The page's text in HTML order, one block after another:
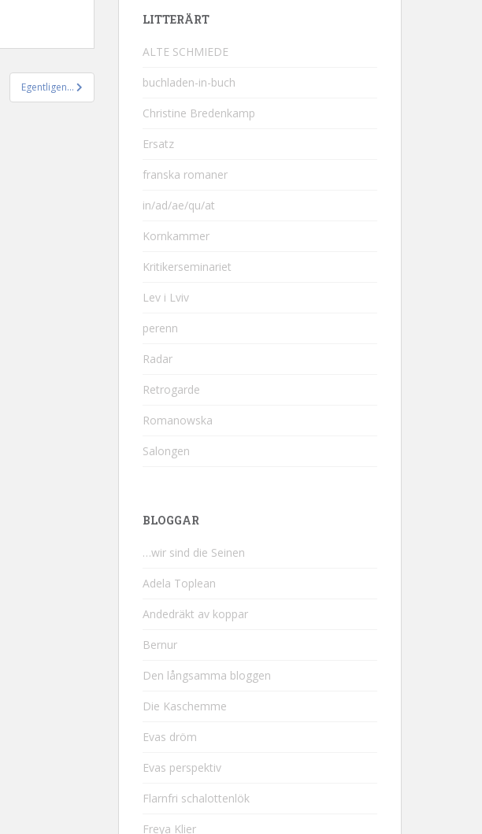
Egentligen…
LITTERÄRT
ALTE SCHMIEDE
buchladen-in-buch
Christine Bredenkamp
Ersatz
franska romaner
in/ad/ae/qu/at
Kornkammer
Kritikerseminariet
Lev i Lviv
perenn
Radar
Retrogarde
Romanowska
Salongen
BLOGGAR
…wir sind die Seinen
Adela Toplean
Andedräkt av koppar
Bernur
Den långsamma bloggen
Die Kaschemme
Evas dröm
Evas perspektiv
Flarnfri schalottenlök
Freya Klier